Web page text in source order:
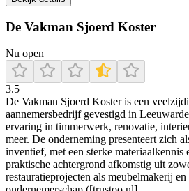
De Vakman Sjoerd Koster
Nu open
3.5
De Vakman Sjoerd Koster is een
aannemersbedrijf gevestigd in
ervaring in timmerwerk, renovatie,
meer. De onderneming presenteert zich
inventief, met een sterke materiaalkennis
praktische achtergrond afkomstig uit
restauratieprojecten als meubelmakerij